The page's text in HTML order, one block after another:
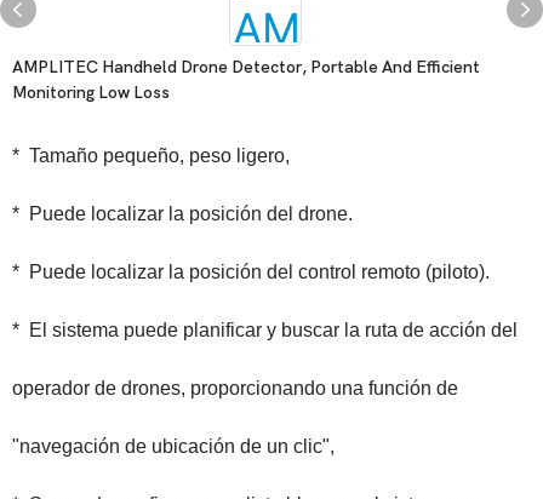
AMPLITEC Handheld Drone Detector, Portable And Efficient
Monitoring Low Loss
* Tamaño pequeño, peso ligero,
* Puede localizar la posición del drone.
* Puede localizar la posición del control remoto (piloto).
* El sistema puede planificar y buscar la ruta de acción del
operador de drones, proporcionando una función de
"navegación de ubicación de un clic",